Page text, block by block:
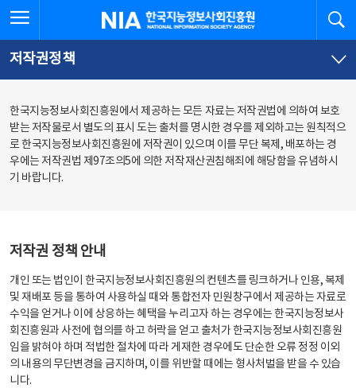
문
로
가
체
뉴
바
가
한국지능정보사회진흥원
저작권정책
한국지능정보사회진흥원에서 제공하는 모든 자료는 저작권법에 의하여 보호
받는 저작물로서 별도의 표시 도는 출처를 명시한 경우를 제외하고는 원칙적으
로 한국지능정보사회진흥원에 저작권이 있으며 이를 무단 복제, 배포하는 경
우에는 저작권법 제97조의5에 의한 저작재산권침해죄에 해당함을 유념하시
기 바랍니다.
저작권 정책 안내
개인 또는 법인이 한국지능정보사회진흥원의 컨텐츠를 링크하거나 인용, 복제
및 재배포 등을 통하여 사용하실 때와 통합전자 민원창구에서 제공하는 자료로
수익을 얻거나 이에 상응하는 혜택을 누리고자 하는 경우에는 한국지능정보사
회진흥원과 사전에 협의를 하고 허락을 얻고 출처가 한국지능정보사회진흥원
임을 밝혀야 하며 적법한 절차에 따라 게재한 경우에도 단순한 오류 정정 이외
의 내용의 무단변경을 금지하며, 이를 위반할 때에는 형사처벌을 받을 수 있습
니다.